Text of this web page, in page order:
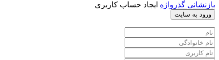
ایجاد حساب کاربری